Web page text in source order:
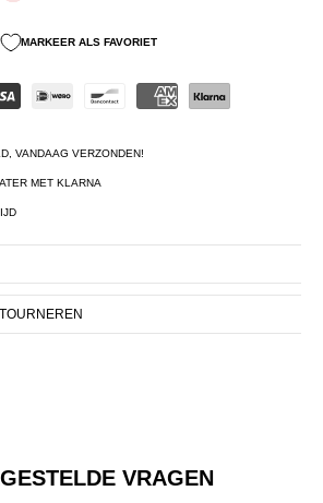
MARKEER ALS FAVORIET
VANDAAG VERZONDEN!
MET KLARNA
VRAGEN